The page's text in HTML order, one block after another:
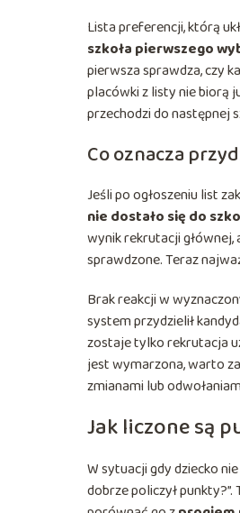
Lista preferencji, którą
szkoła pierwszego
pierwsza sprawdza, czy
placówki z listy nie biorą
przechodzi do następnej
Co oznacza
Jeśli po ogłoszeniu list
nie dostało się do
wynik rekrutacji głównej,
sprawdzone. Teraz
Brak reakcji w
system przydzielił
zostaje tylko rekrutacja
jest wymarzona, warto
zmianami lub
Jak liczone są
W sytuacji gdy dziecko
dobrze policzył